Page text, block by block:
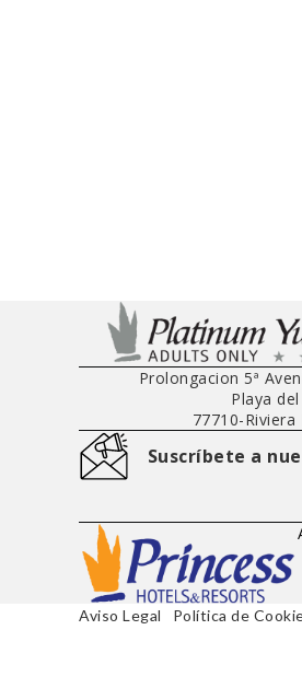
Prolongacion 5ª
Playa
77710-Riviera
Suscríbete a
Aviso Legal Política de